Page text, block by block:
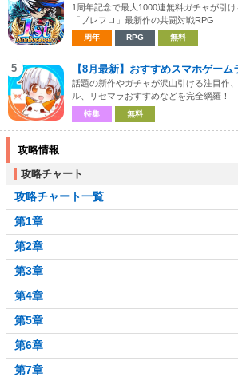
1周年記念で最大1000連無料ガチャが引
「ブレフロ」最新作の共闘対戦RPG
周年 RPG 無料
5 【8月最新】おすすめスマホゲーム
話題の新作やガチャが沢山引ける注目作
ル、リセマラおすすめなどを完全網羅！
特集 無料
攻略情報
攻略チャート
攻略チャート一覧
第1章
第2章
第3章
第4章
第5章
第6章
第7章